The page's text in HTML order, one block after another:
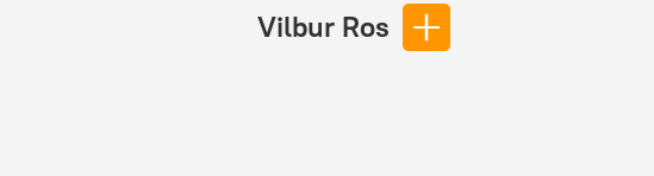
Vilbur Ros